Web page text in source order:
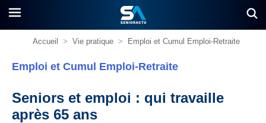
Accueil > Vie pratique > Emploi et Cumul Emploi-Retraite
Emploi et Cumul Emploi-Retraite
Seniors et emploi : qui travaille
après 65 ans